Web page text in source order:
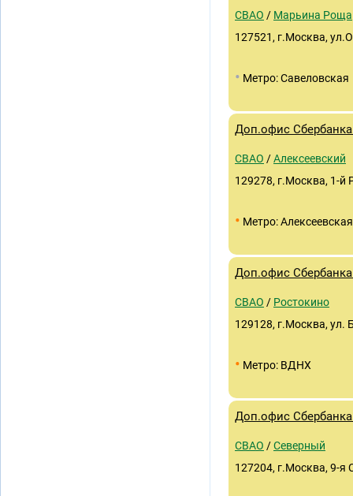
СВАО / Марьина Роща
127521, г.Москва,
• Метро: Савеловская
Доп.офис
СВАО /Алексеевский
129278, г.Москва, 1-й
• Метро: Алексеевская
Доп.офис
СВАО / Ростокино
129128, г.Москва, ул.
• Метро: ВДНХ
Доп.офис
СВАО /Северный
127204, г.Москва, 9-я